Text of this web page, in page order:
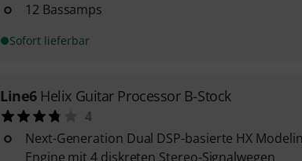
12 Bassamps
Sofort lieferbar
Line6 Helix Guitar Processor B-Stock
4
Next-Generation Dual DSP-basierte HX
Engine mit 4 diskreten Stereo-Signalwegen